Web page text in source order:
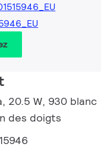
20.5 W, 930 blanc
des doigts